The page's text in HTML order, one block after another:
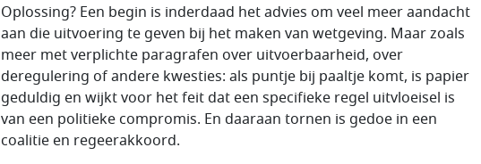
Oplossing? Een begin is inderdaad het advies om veel meer aandacht
aan die uitvoering te geven bij het maken van wetgeving. Maar zoals
meer met verplichte paragrafen over uitvoerbaarheid, over
deregulering of andere kwesties: als puntje bij paaltje komt, is papier
geduldig en wijkt voor het feit dat een specifieke regel uitvloeisel is
van een politieke compromis. En daaraan tornen is gedoe in een
coalitie en regeerakkoord.